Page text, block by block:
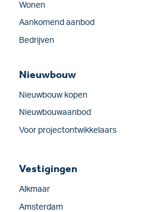
Wonen
Aankomend aanbod
Bedrijven
Nieuwbouw
Nieuwbouw kopen
Nieuwbouwaanbod
Voor projectontwikkelaars
Vestigingen
Alkmaar
Amsterdam